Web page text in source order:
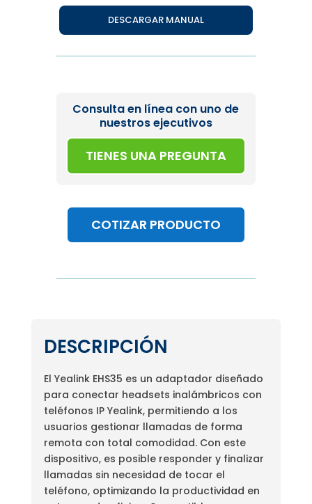
DESCARGAR MANUAL
Consulta en línea con uno de
nuestros ejecutivos
TIENES UNA PREGUNTA
COTIZAR PRODUCTO
DESCRIPCIÓN
El Yealink EHS35 es un adaptador diseñado
para conectar headsets inalámbricos con
teléfonos IP Yealink, permitiendo a los
usuarios gestionar llamadas de forma
remota con total comodidad. Con este
dispositivo, es posible responder y finalizar
llamadas sin necesidad de tocar el
teléfono, optimizando la productividad en